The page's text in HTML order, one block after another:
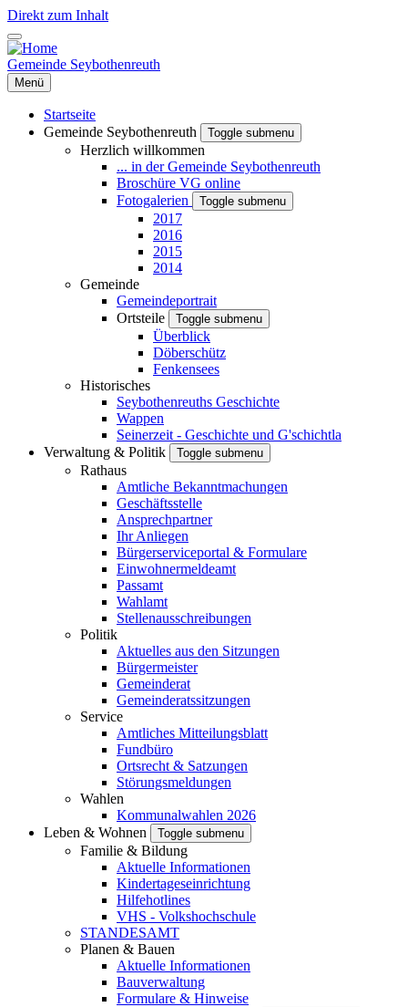
Direkt zum Inhalt
Gemeinde Seybothenreuth
Menü
Startseite
Gemeinde Seybothenreuth
Toggle submenu
Herzlich willkommen
... in der Gemeinde Seybothenreuth
Broschüre VG online
Fotogalerien
Toggle submenu
2017
2016
2015
2014
Gemeinde
Gemeindeportrait
Ortsteile
Toggle submenu
Überblick
Döberschütz
Fenkensees
Historisches
Seybothenreuths Geschichte
Wappen
Seinerzeit - Geschichte und G'schichtla
Verwaltung & Politik
Toggle submenu
Rathaus
Amtliche Bekanntmachungen
Geschäftsstelle
Ansprechpartner
Ihr Anliegen
Bürgerserviceportal & Formulare
Einwohnermeldeamt
Passamt
Wahlamt
Stellenausschreibungen
Politik
Aktuelles aus den Sitzungen
Bürgermeister
Gemeinderat
Gemeinderatssitzungen
Service
Amtliches Mitteilungsblatt
Fundbüro
Ortsrecht & Satzungen
Störungsmeldungen
Wahlen
Kommunalwahlen 2026
Leben & Wohnen
Toggle submenu
Familie & Bildung
Aktuelle Informationen
Kindertageseinrichtung
Hilfehotlines
VHS - Volkshochschule
STANDESAMT
Planen & Bauen
Aktuelle Informationen
Bauverwaltung
Formulare & Hinweise